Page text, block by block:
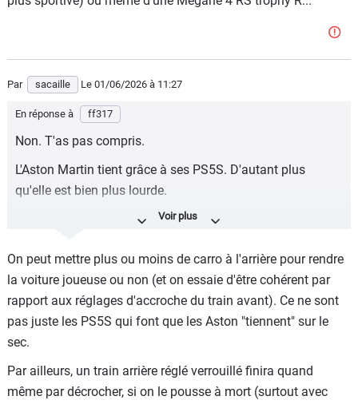
Par sacaille Le 01/06/2026 à 11:27
En réponse à ff317
Non. T'as pas compris.
L'Aston Martin tient grâce à ses PS5S. D'autant plus
qu'elle est bien plus lourde.
Et l'article explique que c'est bien les pneus qui font
d'efficacité. Elle est mieux que la Vantage S également. La
boîte, le système SSC, toute l'électronique embarquée là,
sont au dessus de tout la gamme AM sur la piste.
On peut mettre plus ou moins de carro à l'arrière pour rendre
la voiture joueuse ou non (et on essaie d'être cohérent par
rapport aux réglages d'accroche du train avant). Ce ne sont
pas juste les PS5S qui font que les Aston "tiennent" sur le
sec.
Par ailleurs, un train arrière réglé verrouillé finira quand
même par décrocher, si on le pousse à mort (surtout avec